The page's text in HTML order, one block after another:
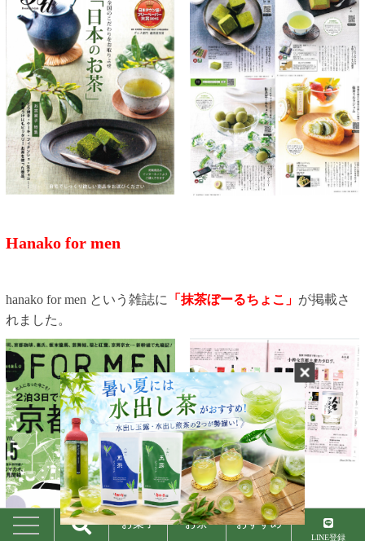
Hanako for men
hanako for men という雑誌に 「抹茶ぼーるちょこ」 が掲載さ
れました。
お菓子 お茶 おすすめ
LINE登録